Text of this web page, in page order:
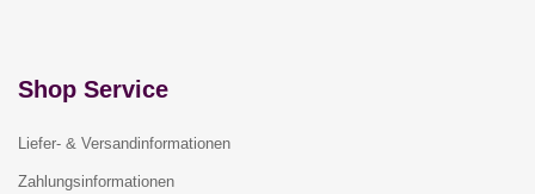
Shop Service
Liefer- & Versandinformationen
Zahlungsinformationen